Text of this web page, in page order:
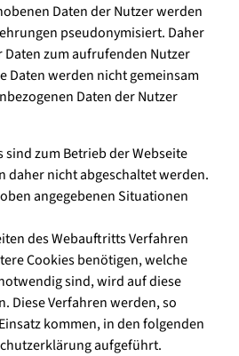
Daten der Nutzer werden
pseudonymisiert. Daher
zum aufrufenden Nutzer
Daten werden nicht gemeinsam
Daten der Nutzer
sind zum Betrieb der Webseite
daher nicht abgeschaltet werden.
angegebenen Situationen
des Webauftritts Verfahren
Cookies benötigen, welche
sind, wird auf diese
Diese Verfahren werden, so
kommen, in den folgenden
aufgeführt.